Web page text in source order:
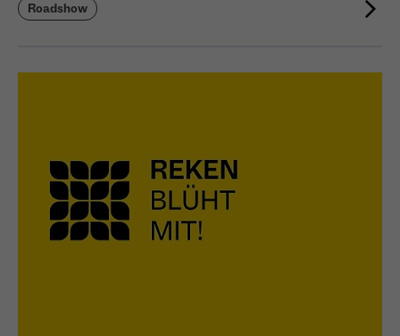
Roadshow